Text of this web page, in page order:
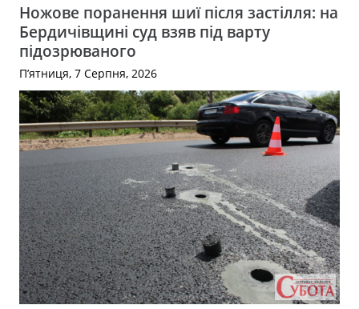
Ножове поранення шиї після застілля: на
Бердичівщині суд взяв під варту
підозрюваного
П’ятниця, 7 Серпня, 2026